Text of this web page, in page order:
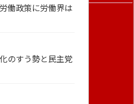
働政策に労働界は
のすう勢と民主党